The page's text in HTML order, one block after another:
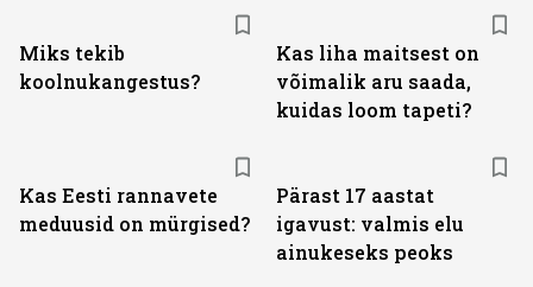
Miks tekib
koolnukangestus?
Kas liha maitsest on
võimalik aru saada,
kuidas loom tapeti?
Kas Eesti rannavete
meduusid on mürgised?
Pärast 17 aastat
igavust: valmis elu
ainukeseks peoks